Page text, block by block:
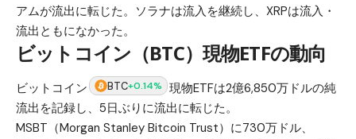
アムが流出に転じた。ソラナは流入を継続し、XRPは流入・
流出ともになかった。
ビットコイン（BTC）現物ETFの動向
ビットコイン BTC+0.14%
現物ETFは2億6,850万ドルの純
流出を記録し、5日ぶりに流出に転じた。
MSBT（Morgan Stanley Bitcoin Trust）に730万ドル、